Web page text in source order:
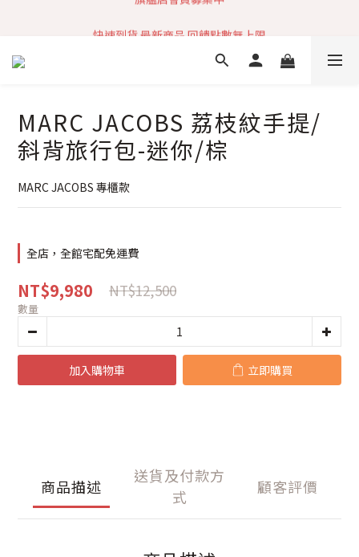
快速到貨 最新商品 回饋點數無上限
加入社群 獲取最新商品資訊
MARC JACOBS 荔枝紋手提/
斜背旅行包-迷你/棕
MARC JACOBS 專櫃款
全店，全館宅配免運費
NT$9,980 NT$12,500
數量
加入購物車 立即購買
商品描述
送貨及付款方
式
顧客評價